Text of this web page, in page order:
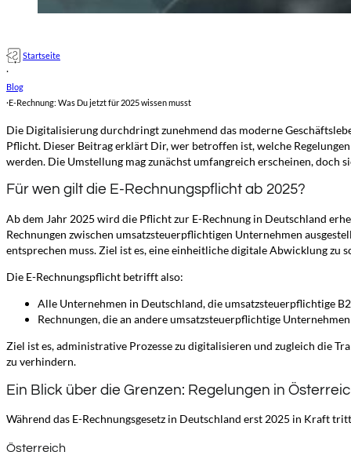
Startseite
·
Blog
·E-Rechnung: Was Du jetzt für 2025 wissen musst
Die Digitalisierung durchdringt zunehmend das moderne
Pflicht. Dieser Beitrag erklärt Dir, wer betroffen ist, welche
werden. Die Umstellung mag zunächst umfangreich erscheinen,
Für wen gilt die E-Rechnungspflicht ab 2025?
Ab dem Jahr 2025 wird die Pflicht zur E-Rechnung in Deutschland
Rechnungen zwischen umsatzsteuerpflichtigen Unternehmen
entsprechen muss. Ziel ist es, eine einheitliche digitale Abwicklung zu
Die E-Rechnungspflicht betrifft also:
Alle Unternehmen in Deutschland, die umsatzsteuerpflichtige
Rechnungen, die an andere umsatzsteuerpflichtige
Ziel ist es, administrative Prozesse zu digitalisieren und zugleich die
zu verhindern.
Ein Blick über die Grenzen: Regelungen in
Während das E-Rechnungsgesetz in Deutschland erst 2025 in Kraft
Österreich